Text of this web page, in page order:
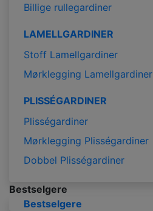
Billige rullegardiner
LAMELLGARDINER
Stoff Lamellgardiner
Mørklegging Lamellgardiner
PLISSÉGARDINER
Plisségardiner
Mørklegging Plisségardiner
Dobbel Plisségardiner
Bestselgere
Bestselgere